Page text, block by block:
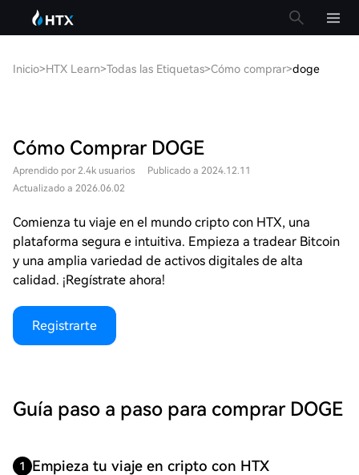
Inicio>HTX Learn>Todas las Etiquetas>Cómo comprar>doge
Cómo Comprar DOGE
Aprendido por 2.4k usuarios
Publicado a 2024.12.11
Actualizado a 2026.06.02
Comienza tu viaje en el mundo cripto con HTX, una
plataforma segura e intuitiva. Empieza a tradear Bitcoin
y una amplia variedad de activos digitales de alta
calidad. ¡Regístrate ahora!
Registrarte
Guía paso a paso para comprar DOGE
1 Empieza tu viaje en cripto con HTX